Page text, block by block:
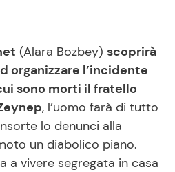
(Alara Bozbey) scoprirà
organizzare l’incidente
sono morti il fratello
, l’uomo farà di tutto
lo denunci alla
un diabolico piano.
a vivere segregata in casa